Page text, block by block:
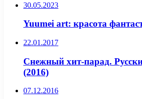
30.05.2023
Yuumei art: красота
22.01.2017
Снежный хит-парад.
(2016)
07.12.2016